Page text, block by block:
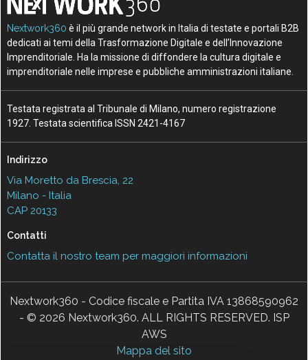
Nextwork360 è il più grande network in Italia di testate e portali B2B
dedicati ai temi della Trasformazione Digitale e dell’Innovazione
Imprenditoriale. Ha la missione di diffondere la cultura digitale e
imprenditoriale nelle imprese e pubbliche amministrazioni italiane.
Testata registrata al Tribunale di Milano, numero registrazione
1927. Testata scientifica ISSN 2421-4167
Indirizzo
Via Moretto da Brescia, 22
Milano - Italia
CAP 20133
Contatti
Contatta il nostro team per maggiori informazioni
Nextwork360 - Codice fiscale e Partita IVA 13868590962
- © 2026 Nextwork360. ALL RIGHTS RESERVED. ISP
AWS
Mappa del sito